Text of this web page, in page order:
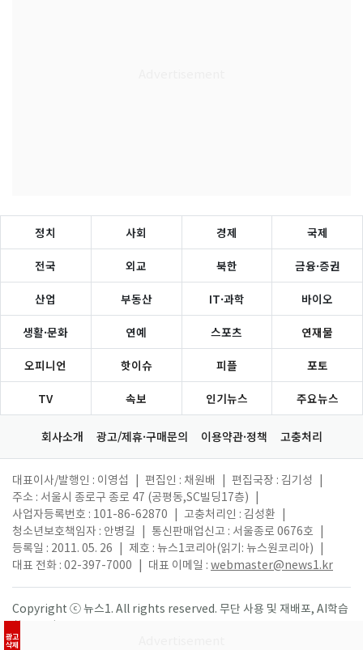
광고
삭제
정치 사회 경제 국제
전국 외교 북한 금융·증권
산업 부동산 IT·과학 바이오
생활·문화 연예 스포츠 연재물
오피니언 핫이슈 피플 포토
TV 속보 인기뉴스 주요뉴스
회사소개 광고/제휴·구매문의 이용약관·정책 고충처리
대표이사/발행인 : 이영섭 편집인 : 채원배 편집국장 : 김기성
주소 : 서울시 종로구 종로 47 (공평동,SC빌딩17층)
사업자등록번호 : 101-86-62870
고충처리인 : 김성환
청소년보호책임자 : 안병길
통신판매업신고 : 서울종로 0676호
등록일 : 2011. 05. 26
제호 : 뉴스1코리아(읽기: 뉴스원코리아)
대표 전화 : 02-397-7000
대표 이메일 : webmaster@news1.kr
Copyright ⓒ 뉴스1. All rights reserved. 무단 사용 및 재배포, AI학습
활용 금지.